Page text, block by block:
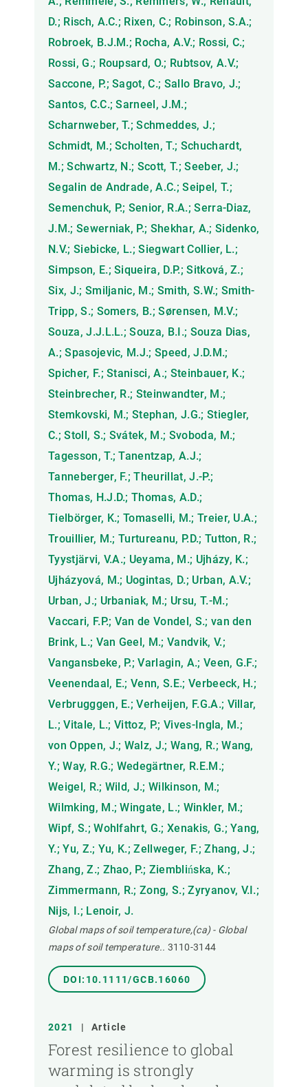
D.; Risch, A.C.; Rixen, C.; Robinson, S.A.;
Robroek, B.J.M.; Rocha, A.V.; Rossi, C.;
Rossi, G.; Roupsard, O.; Rubtsov, A.V.;
Saccone, P.; Sagot, C.; Sallo Bravo, J.;
Santos, C.C.; Sarneel, J.M.;
Scharnweber, T.; Schmeddes, J.;
Schmidt, M.; Scholten, T.; Schuchardt,
M.; Schwartz, N.; Scott, T.; Seeber, J.;
Segalin de Andrade, A.C.; Seipel, T.;
Semenchuk, P.; Senior, R.A.; Serra-Diaz,
J.M.; Sewerniak, P.; Shekhar, A.; Sidenko,
N.V.; Siebicke, L.; Siegwart Collier, L.;
Simpson, E.; Siqueira, D.P.; Sitková, Z.;
Six, J.; Smiljanic, M.; Smith, S.W.; Smith-
Tripp, S.; Somers, B.; Sørensen, M.V.;
Souza, J.J.L.L.; Souza, B.I.; Souza Dias,
A.; Spasojevic, M.J.; Speed, J.D.M.;
Spicher, F.; Stanisci, A.; Steinbauer, K.;
Steinbrecher, R.; Steinwandter, M.;
Stemkovski, M.; Stephan, J.G.; Stiegler,
C.; Stoll, S.; Svátek, M.; Svoboda, M.;
Tagesson, T.; Tanentzap, A.J.;
Tanneberger, F.; Theurillat, J.-P.;
Thomas, H.J.D.; Thomas, A.D.;
Tielbörger, K.; Tomaselli, M.; Treier, U.A.;
Trouillier, M.; Turtureanu, P.D.; Tutton, R.;
Tyystjärvi, V.A.; Ueyama, M.; Ujházy, K.;
Ujházyová, M.; Uogintas, D.; Urban, A.V.;
Urban, J.; Urbaniak, M.; Ursu, T.-M.;
Vaccari, F.P.; Van de Vondel, S.; van den
Brink, L.; Van Geel, M.; Vandvik, V.;
Vangansbeke, P.; Varlagin, A.; Veen, G.F.;
Veenendaal, E.; Venn, S.E.; Verbeeck, H.;
Verbrugggen, E.; Verheijen, F.G.A.; Villar,
L.; Vitale, L.; Vittoz, P.; Vives-Ingla, M.;
von Oppen, J.; Walz, J.; Wang, R.; Wang,
Y.; Way, R.G.; Wedegärtner, R.E.M.;
Weigel, R.; Wild, J.; Wilkinson, M.;
Wilmking, M.; Wingate, L.; Winkler, M.;
Wipf, S.; Wohlfahrt, G.; Xenakis, G.; Yang,
Y.; Yu, Z.; Yu, K.; Zellweger, F.; Zhang, J.;
Zhang, Z.; Zhao, P.; Ziemblińska, K.;
Zimmermann, R.; Zong, S.; Zyryanov, V.I.;
Nijs, I.; Lenoir, J.
Global maps of soil temperature,(ca) - Global
maps of soil temperature.. 3110-3144
DOI:10.1111/GCB.16060
2021 | Article
Forest resilience to global
warming is strongly